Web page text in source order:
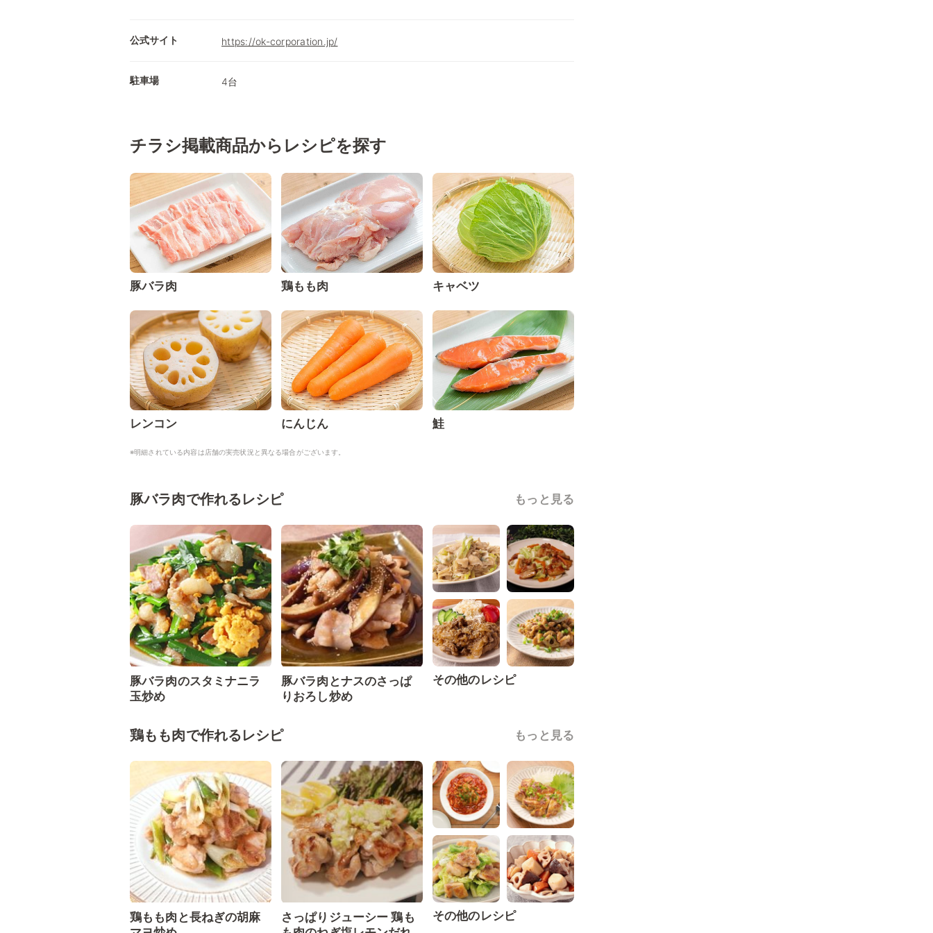
公式サイト https://ok-corporation.jp/
駐車場 4台
チラシ掲載商品からレシピを探す
豚バラ肉 鶏もも肉 キャベツ
レンコン にんじん 鮭
※明細されている内容は店舗の実売状況と異なる場合がございます。
豚バラ肉で作れるレシピ もっと見る
豚バラ肉のスタミナニラ
玉炒め
豚バラ肉とナスのさっぱ
りおろし炒め
その他のレシピ
鶏もも肉で作れるレシピ もっと見る
鶏もも肉と長ねぎの胡麻
さっぱりジューシー 鶏も
その他のレシピ